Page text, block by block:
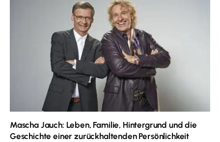
Mascha Jauch: Leben, Familie, Hintergrund und die
Geschichte einer zurückhaltenden Persönlichkeit